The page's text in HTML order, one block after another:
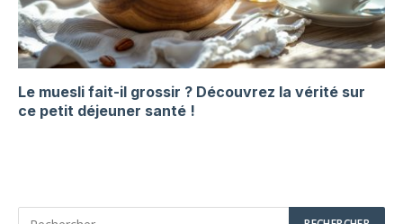
Le muesli fait-il grossir ? Découvrez la vérité sur
ce petit déjeuner santé !